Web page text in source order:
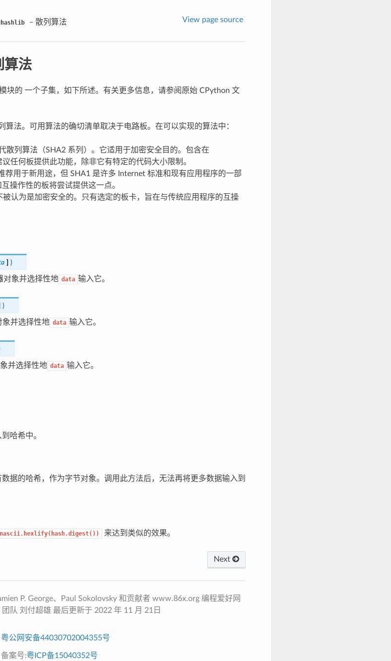
– 散列算法 View page source
法
块的 一个子集，如下所述。有关更多信息，请参阅原始 CPython 文
算法。可用算法的确切清单取决于电路板。在可以实现的算法中：
散列算法（SHA2 系列）。它适用于加密安全目的。包含在
任何板提供此功能，除非它有特定的代码大小限制。
荐用于新用途，但 SHA1 是许多 Internet 标准和现有应用程序的一部
操作性的板将尝试提供这一点。
认为是加密安全的。只有选定的板卡，旨在与传统应用程序的互操
] )
对象并选择性地 data 输入它。
)
象并选择性地 data 输入它。
并选择性地 data 输入它。
哈希中。
据的哈希，作为字节对象。调用此方法后，无法再将更多数据输入到
来达到类似的效果。
Next
P. George、Paul Sokolovsky 和贡献者 www.86x.org 编程爱好网
队 刘付超雄 最后更新于 2022 年 11 月 21日
粤公网安备44030702004355号
备案号:粤ICP备15040352号